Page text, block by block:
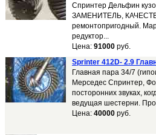
Спринтер Дельфин
ЗАМЕНИТЕЛЬ,
ремонтопригодный.
редуктор...
Цена: 91000 руб.
Sprinter 412D- 2.9
Главная пара 34/7
Mерседес Спринтер,
посторонних звуках,
ведущая шестерни.
Цена: 40000 руб.